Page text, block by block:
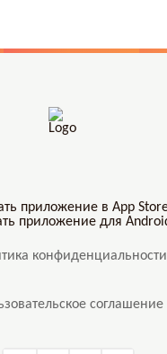
конфиденциальности
соглашение